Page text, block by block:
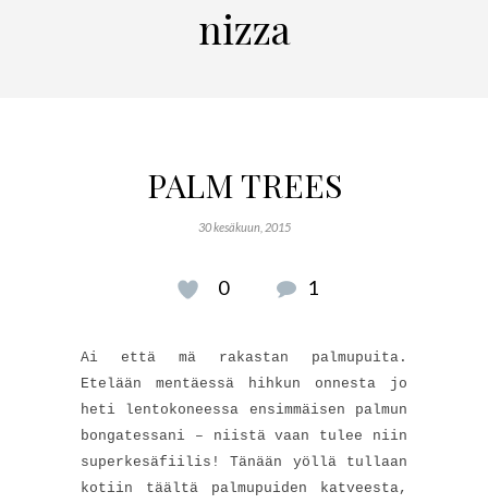
nizza
PALM TREES
30 kesäkuun, 2015
0 1
Ai että mä rakastan palmupuita.
Etelään mentäessä hihkun onnesta jo
heti lentokoneessa ensimmäisen palmun
bongatessani – niistä vaan tulee niin
superkesäfiilis! Tänään yöllä tullaan
kotiin täältä palmupuiden katveesta,